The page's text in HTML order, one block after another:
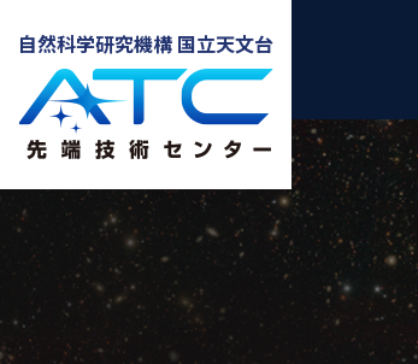
自然科学研究機構 国立天文台